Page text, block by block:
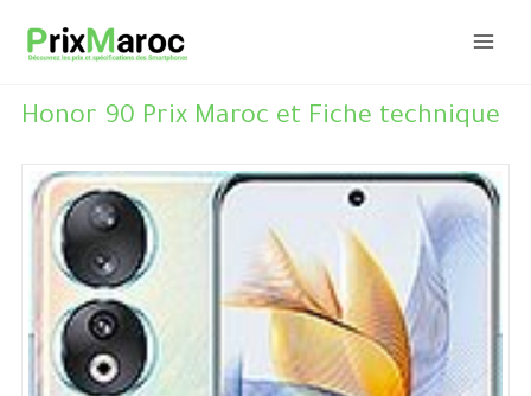
Honor 90 Prix Maroc et Fiche technique